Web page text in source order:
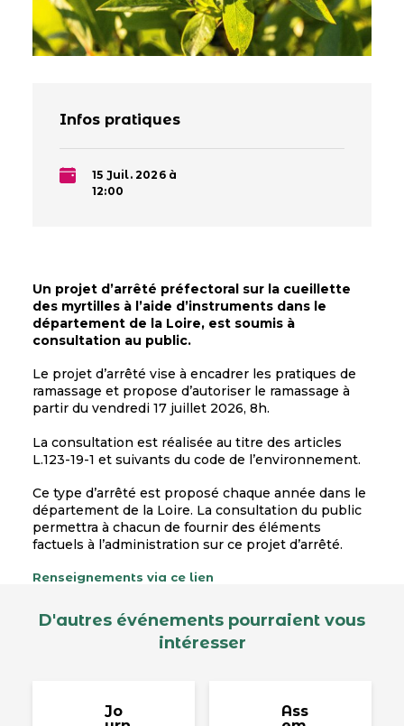
Infos pratiques
15 Juil. 2026 à
12:00
Un projet d’arrêté préfectoral sur la cueillette
des myrtilles à l’aide d’instruments dans le
département de la Loire, est soumis à
consultation au public.
Le projet d’arrêté vise à encadrer les pratiques de
ramassage et propose d’autoriser le ramassage à
partir du vendredi 17 juillet 2026, 8h.
La consultation est réalisée au titre des articles
L.123-19-1 et suivants du code de l’environnement.
Ce type d’arrêté est proposé chaque année dans le
département de la Loire. La consultation du public
permettra à chacun de fournir des éléments
factuels à l’administration sur ce projet d’arrêté.
Renseignements via ce lien
D'autres événements pourraient vous
intéresser
Jo
Ass